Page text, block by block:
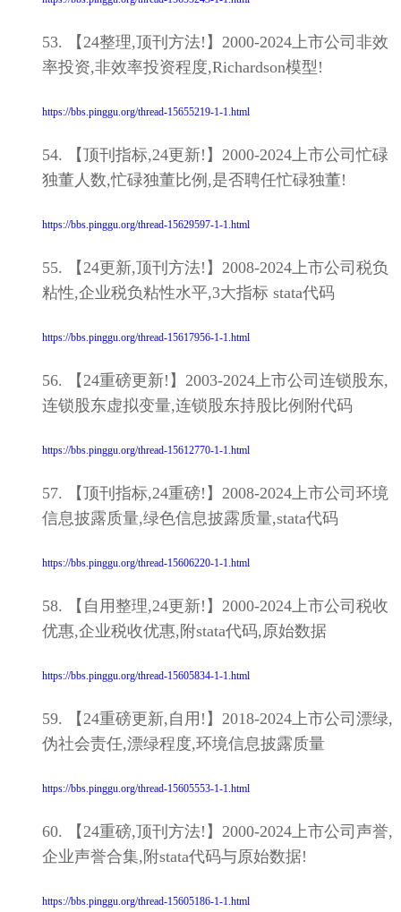
53. 【24整理,顶刊方法!】2000-2024上市公司非效
率投资,非效率投资程度,Richardson模型!
https://bbs.pinggu.org/thread-15655219-1-1.html
54. 【顶刊指标,24更新!】2000-2024上市公司忙碌
独董人数,忙碌独董比例,是否聘任忙碌独董!
https://bbs.pinggu.org/thread-15629597-1-1.html
55. 【24更新,顶刊方法!】2008-2024上市公司税负
粘性,企业税负粘性水平,3大指标 stata代码
https://bbs.pinggu.org/thread-15617956-1-1.html
56. 【24重磅更新!】2003-2024上市公司连锁股东,
连锁股东虚拟变量,连锁股东持股比例附代码
https://bbs.pinggu.org/thread-15612770-1-1.html
57. 【顶刊指标,24重磅!】2008-2024上市公司环境
信息披露质量,绿色信息披露质量,stata代码
https://bbs.pinggu.org/thread-15606220-1-1.html
58. 【自用整理,24更新!】2000-2024上市公司税收
优惠,企业税收优惠,附stata代码,原始数据
https://bbs.pinggu.org/thread-15605834-1-1.html
59. 【24重磅更新,自用!】2018-2024上市公司漂绿,
伪社会责任,漂绿程度,环境信息披露质量
https://bbs.pinggu.org/thread-15605553-1-1.html
60. 【24重磅,顶刊方法!】2000-2024上市公司声誉,
企业声誉合集,附stata代码与原始数据!
https://bbs.pinggu.org/thread-15605186-1-1.html